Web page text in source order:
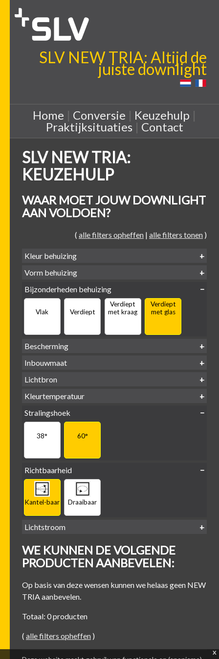
SLV NEW TRIA: Altijd de
juiste downlight
Home | Conversie | Keuzehulp |
Praktijksituaties| Contact
SLV NEW TRIA:
KEUZEHULP
WAAR MOET JOUW DOWNLIGHT
AAN VOLDOEN?
( alle filters opheffen | alle filters tonen )
Kleur behuizing
Zwart Wit
Vorm behuizing
Bijzonderheden behuizing
Vlak Verdiept
Verdiept
met kraag
Verdiept
met glas
Bescherming
IP65 water-
Inbouwmaat
Ø
Lichtbron
GU10
Kleurtemperatuur
2700K
Stralingshoek
38° 60°
Richtbaarheid
Kantel-baar Draaibaar
Lichtstroom
500 lm
-
600 lm
-
700 lm
800 lm
WE KUNNEN DE VOLGENDE
PRODUCTEN AANBEVELEN:
Op basis van deze wensen kunnen we helaas geen NEW
TRIA aanbevelen.
Totaal: 0 producten
( alle filters opheffen )
x